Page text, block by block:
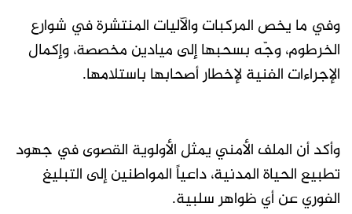
وفي ما يخص المركبات والآليات المنتشرة في شوارع
الخرطوم، وجّه بسحبها إلى ميادين مخصصة، وإكمال
الإجراءات الفنية لإخطار أصحابها باستلامها.
وأكد أن الملف الأمني يمثل الأولوية القصوى في جهود
تطبيع الحياة المدنية، داعياً المواطنين إلى التبليغ
الفوري عن أي ظواهر سلبية.